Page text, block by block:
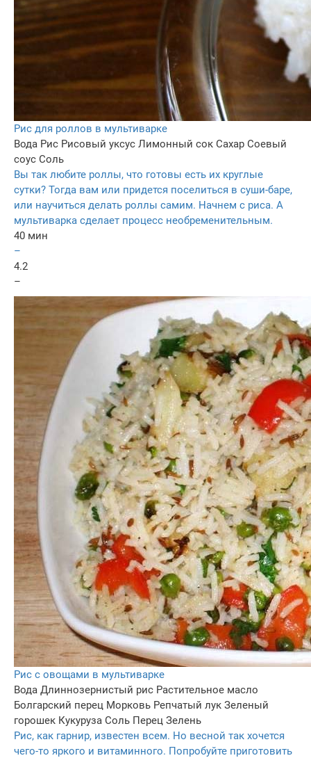
Рис для роллов в мультиварке
Вода Рис Рисовый уксус Лимонный сок Сахар Соевый
соус Соль
Вы так любите роллы, что готовы есть их круглые
сутки? Тогда вам или придется поселиться в суши-баре,
или научиться делать роллы самим. Начнем с риса. А
мультиварка сделает процесс необременительным.
40 мин
–
4.2
–
Рис с овощами в мультиварке
Вода Длиннозернистый рис Растительное масло
Болгарский перец Морковь Репчатый лук Зеленый
горошек Кукуруза Соль Перец Зелень
Рис, как гарнир, известен всем. Но весной так хочется
чего-то яркого и витаминного. Попробуйте приготовить